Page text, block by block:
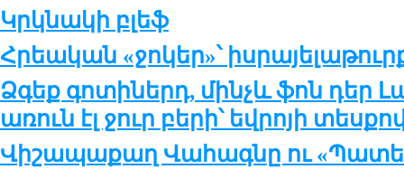
Կրկնակի բլեֆ
Հրեական «ջոկեր»՝
Ձգեք գոտիներդ, մինչև ֆոն դեր
առուն էլ ջուր բերի՝ եվրոյի
Վիշապաքաղ Վահագնը ու